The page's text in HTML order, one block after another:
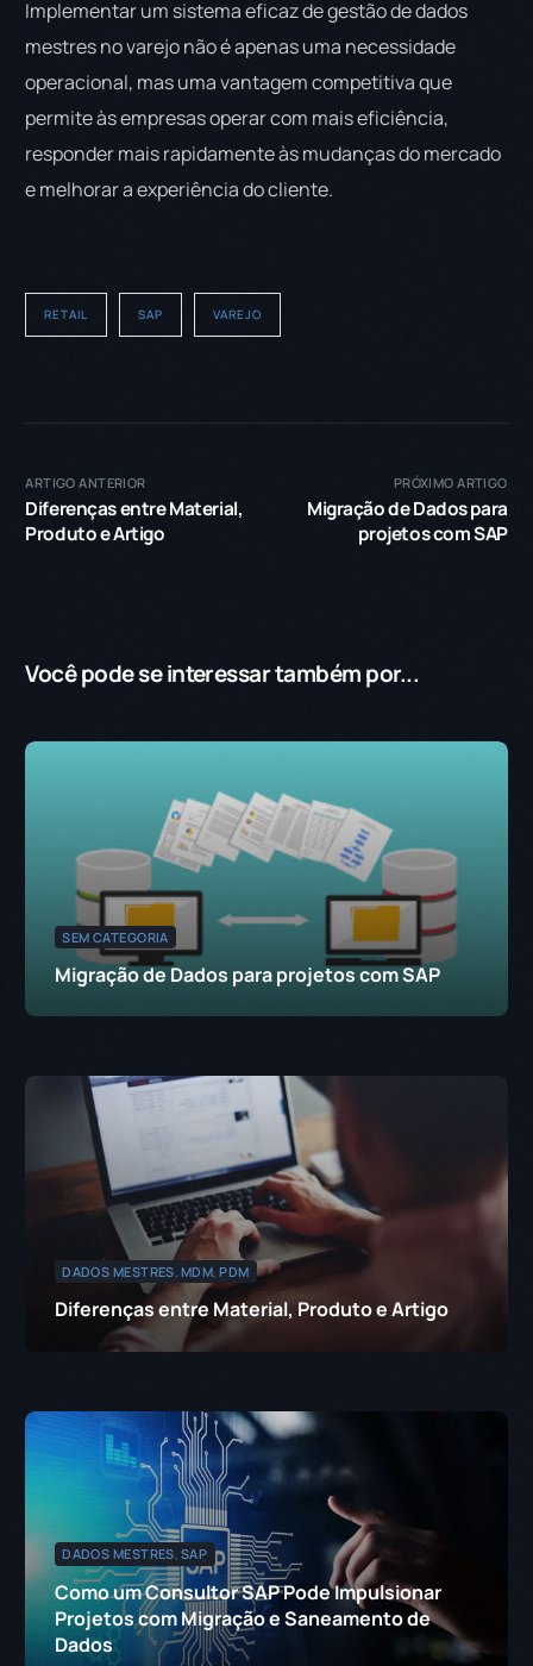
Implementar um sistema eficaz de gestão de dados
mestres no varejo não é apenas uma necessidade
operacional, mas uma vantagem competitiva que
permite às empresas operar com mais eficiência,
responder mais rapidamente às mudanças do mercado
e melhorar a experiência do cliente.
RETAIL SAP VAREJO
ARTIGO ANTERIOR
Diferenças entre Material,
Produto e Artigo
PRÓXIMO ARTIGO
Migração de Dados para
projetos com SAP
Você pode se interessar também por...
SEM CATEGORIA
Migração de Dados para projetos com SAP
DADOS MESTRES, MDM,PDM
Diferenças entre Material, Produto e Artigo
DADOS MESTRES, SAP
Como um Consultor SAP Pode Impulsionar
Projetos com Migração e Saneamento de
Dados